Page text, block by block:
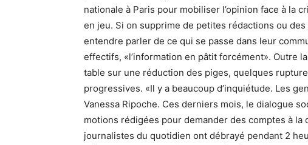
nationale à Paris pour mobiliser l’opinion face à la
en jeu. Si on supprime de petites rédactions ou
entendre parler de ce qui se passe dans leur
effectifs, «l’information en pâtit forcément». Outre
table sur une réduction des piges, quelques
progressives. «Il y a beaucoup d’inquiétude. Les
Vanessa Ripoche. Ces derniers mois, le dialogue
motions rédigées pour demander des comptes à
journalistes du quotidien ont débrayé pendant 2